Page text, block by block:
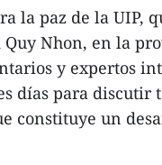
la paz de la UIP,
Nhon, en la
y expertos
días para discutir
constituye un